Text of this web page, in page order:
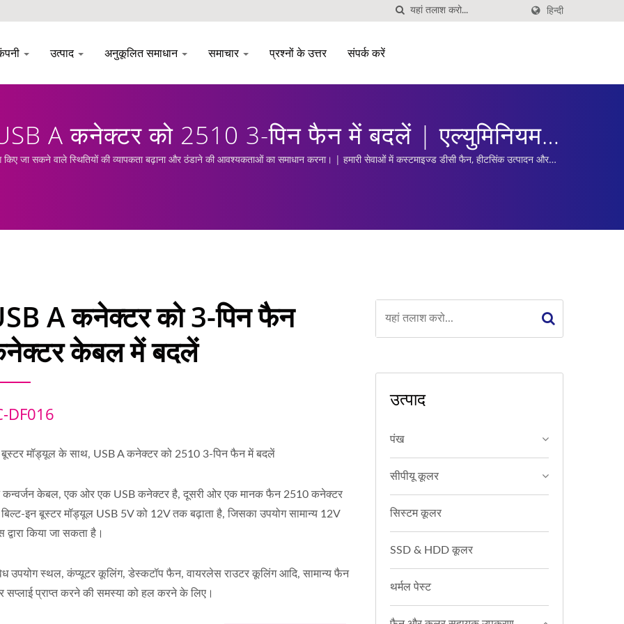
हिन्दी
उत्पाद अनुकूलित समाधान समाचार प्रश्नों के उत्तर संपर्क करें
A कनेक्टर को 2510 3-पिन फैन में बदलें | एल्युमिनियम
जा सकने वाले स्थितियों की व्यापकता बढ़ाना और ठंडाने की आवश्यकताओं का समाधान करना। | हमारी सेवाओं में कस्टमाइज्ड डीसी फैन, हीटसिंक उत्पादन और
A कनेक्टर को 3-पिन फैन
केबल में बदलें
DF016
मॉड्यूल के साथ, USB A कनेक्टर को 2510 3-पिन फैन में बदलें
केबल, एक ओर एक USB कनेक्टर है, दूसरी ओर एक मानक फैन 2510 कनेक्टर
इन बूस्टर मॉड्यूल USB 5V को 12V तक बढ़ाता है, जिसका उपयोग सामान्य 12V
द्वारा किया जा सकता है।
उपयोग स्थल, कंप्यूटर कूलिंग, डेस्कटॉप फैन, वायरलेस राउटर कूलिंग आदि, सामान्य फैन
सप्लाई प्राप्त करने की समस्या को हल करने के लिए।
उत्पाद
पंख
सीपीयू कूलर
सिस्टम कूलर
SSD & HDD कूलर
थर्मल पेस्ट